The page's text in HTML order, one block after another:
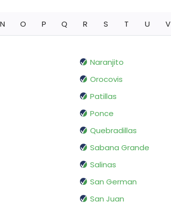
N O P Q R S T U V
Naranjito
Orocovis
Patillas
Ponce
Quebradillas
Sabana Grande
Salinas
San German
San Juan